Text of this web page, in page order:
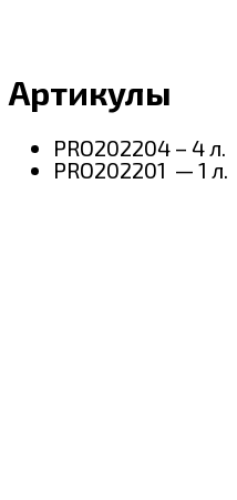
Артикулы
PRO202204 – 4 л.
PRO202201 — 1 л.